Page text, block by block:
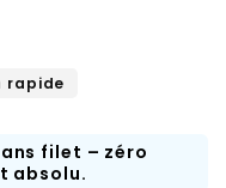
rapide
filet – zéro
absolu.